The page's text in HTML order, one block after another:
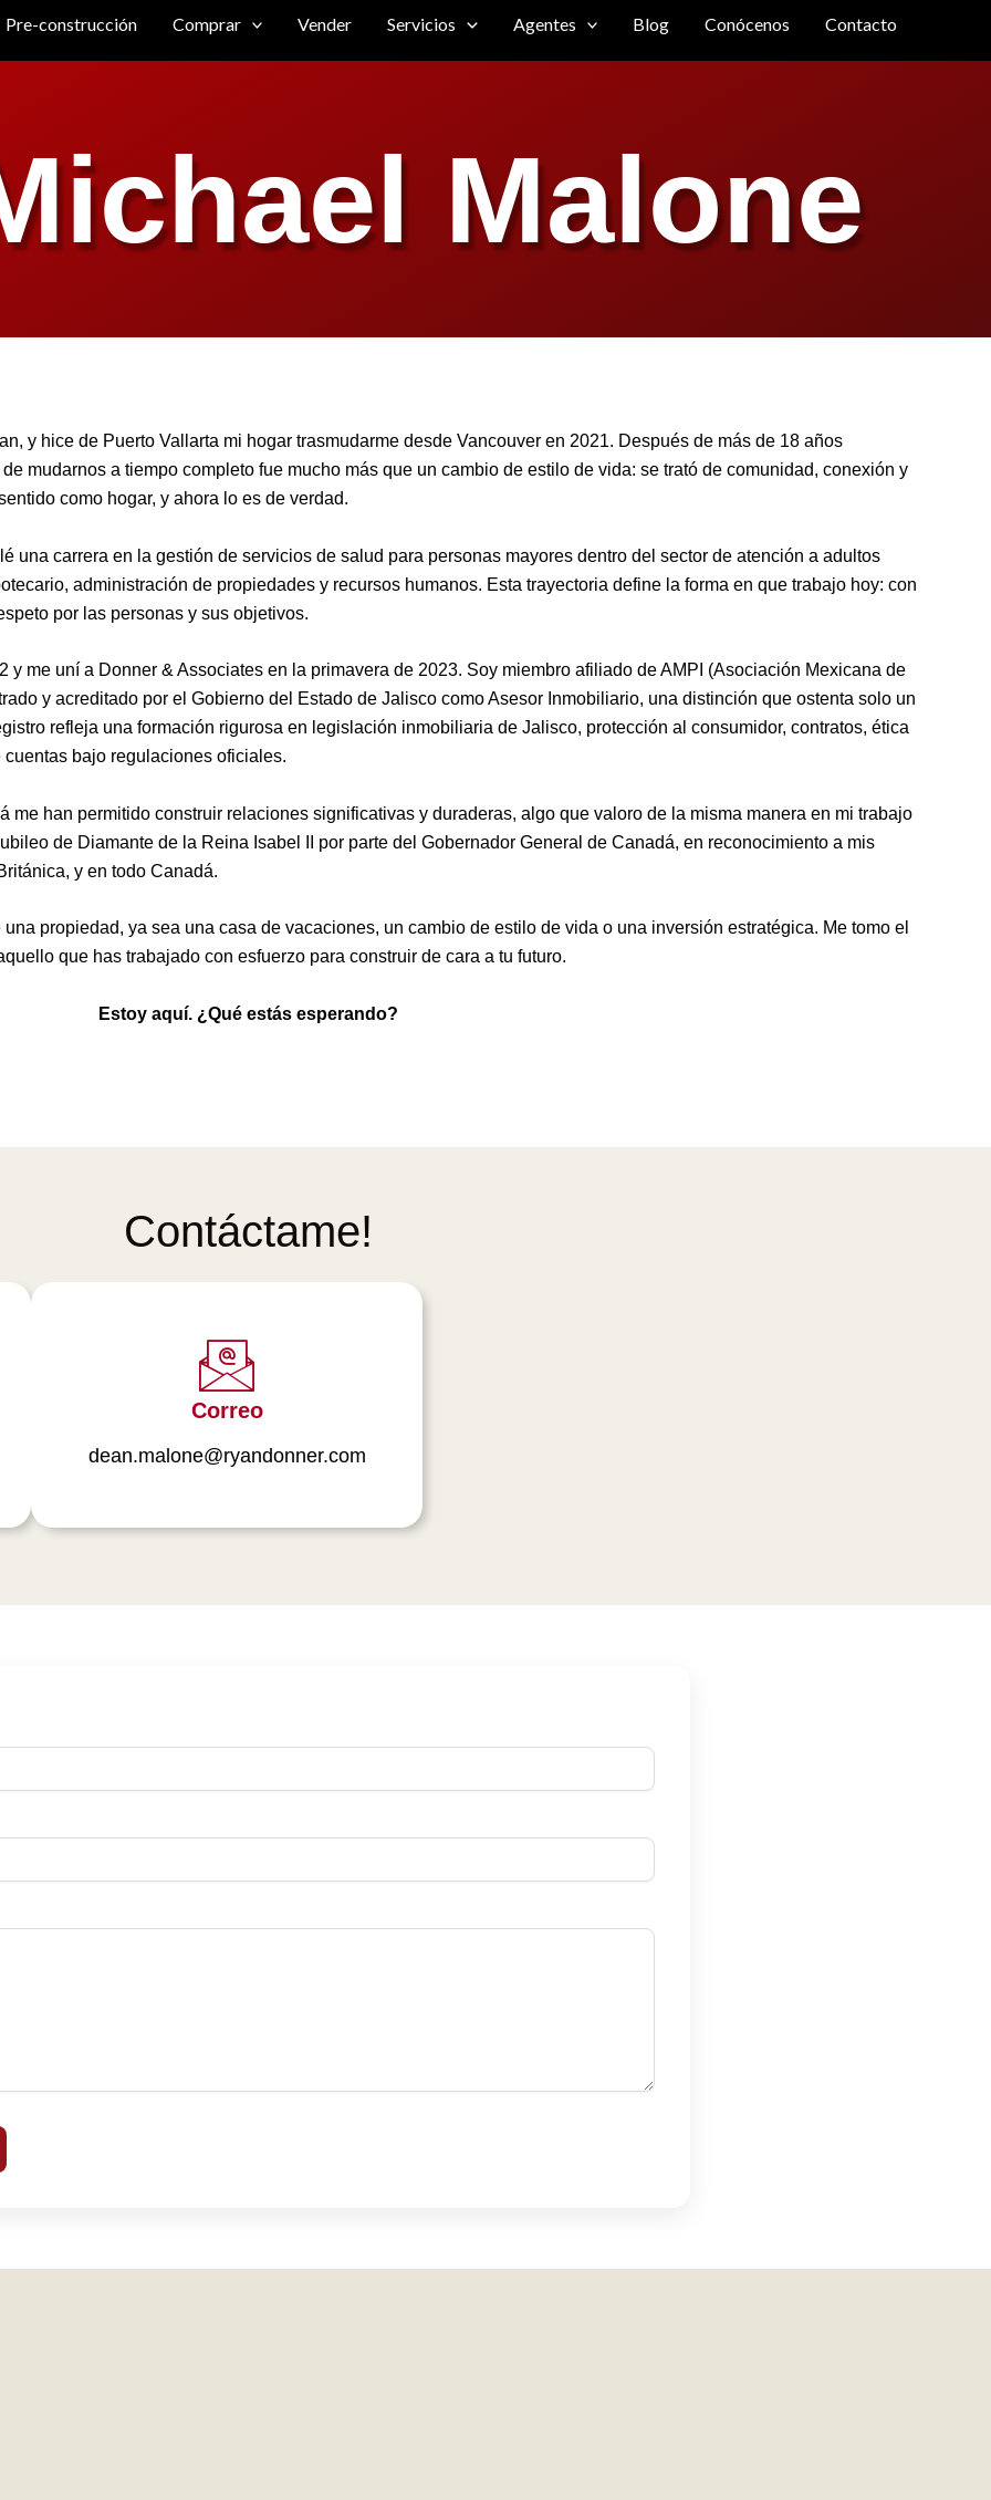
Pre-construcción Comprar Vender Servicios Agentes Blog Conócenos Contacto
Malone
y hice de Puerto Vallarta mi hogar trasmudarme desde Vancouver en 2021. Después de más de 18 años
mudarnos a tiempo completo fue mucho más que un cambio de estilo de vida: se trató de comunidad, conexión y
como hogar, y ahora lo es de verdad.
una carrera en la gestión de servicios de salud para personas mayores dentro del sector de atención a adultos
administración de propiedades y recursos humanos. Esta trayectoria define la forma en que trabajo hoy: con
por las personas y sus objetivos.
y me uní a Donner & Associates en la primavera de 2023. Soy miembro afiliado de AMPI (Asociación Mexicana de
y acreditado por el Gobierno del Estado de Jalisco como Asesor Inmobiliario, una distinción que ostenta solo un
refleja una formación rigurosa en legislación inmobiliaria de Jalisco, protección al consumidor, contratos, ética
bajo regulaciones oficiales.
me han permitido construir relaciones significativas y duraderas, algo que valoro de la misma manera en mi trabajo
de Diamante de la Reina Isabel II por parte del Gobernador General de Canadá, en reconocimiento a mis
y en todo Canadá.
propiedad, ya sea una casa de vacaciones, un cambio de estilo de vida o una inversión estratégica. Me tomo el
que has trabajado con esfuerzo para construir de cara a tu futuro.
Estoy aquí. ¿Qué estás esperando?
Contáctame!
Correo
dean.malone@ryandonner.com